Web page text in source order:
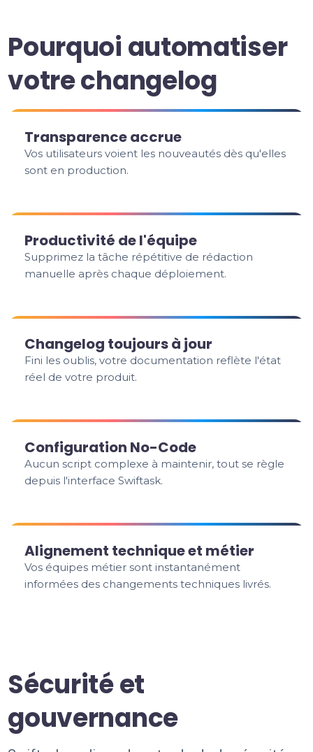
Pourquoi automatiser
votre changelog
Transparence accrue
Vos utilisateurs voient les nouveautés dès qu'elles
sont en production.
Productivité de l'équipe
Supprimez la tâche répétitive de rédaction
manuelle après chaque déploiement.
Changelog toujours à jour
Fini les oublis, votre documentation reflète l'état
réel de votre produit.
Configuration No-Code
Aucun script complexe à maintenir, tout se règle
depuis l'interface Swiftask.
Alignement technique et métier
Vos équipes métier sont instantanément
informées des changements techniques livrés.
Sécurité et
gouvernance